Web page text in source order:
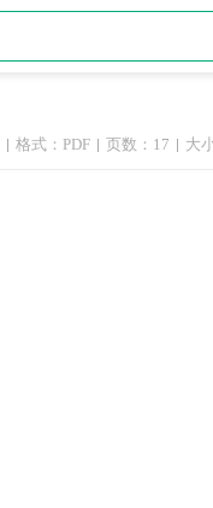
格式：PDF 页数：17 大